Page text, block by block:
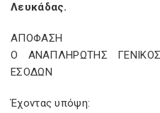
Λευκάδας.
ΑΠΟΦΑΣΗ
Ο ΑΝΑΠΛΗΡΩΤΗΣ
ΕΣΟΔΩΝ
Έχοντας υπόψη: